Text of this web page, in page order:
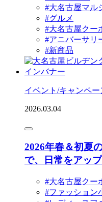
#大名古屋マル
#グルメ
#大名古屋クー
#アニバーサリ
#新商品
イベント/キャンペー
2026.03.04
2026年春＆初夏
で、日常をアッ
#大名古屋クー
#ファッション